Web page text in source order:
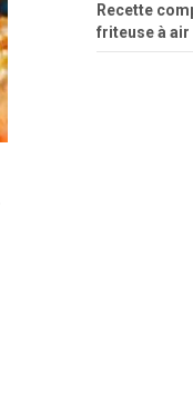
Recette
friteuse à air